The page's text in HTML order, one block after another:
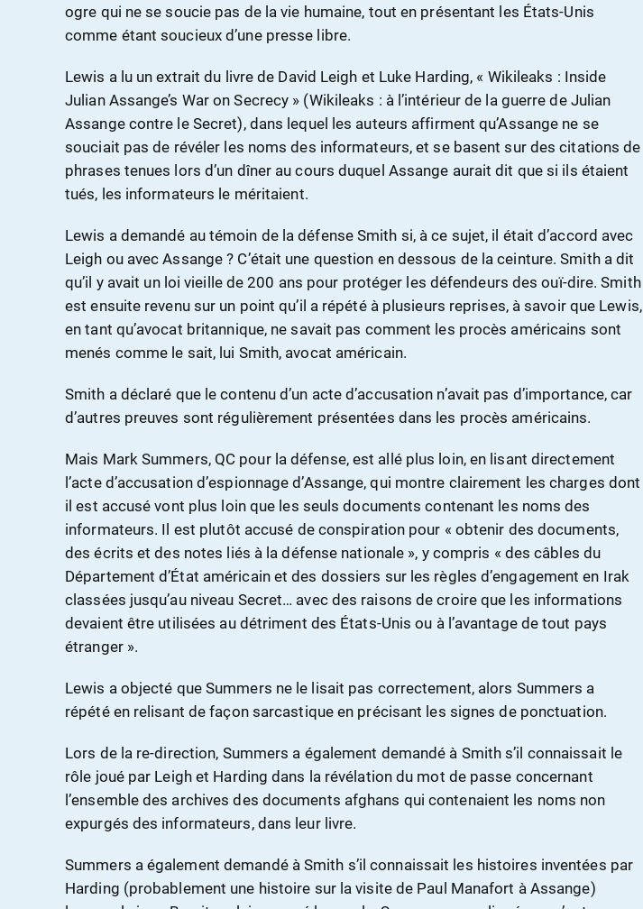
ogre qui ne se soucie pas de la vie humaine, tout en présentant les États-Unis
comme étant soucieux d’une presse libre.
Lewis a lu un extrait du livre de David Leigh et Luke Harding, « Wikileaks : Inside
Julian Assange’s War on Secrecy » (Wikileaks : à l’intérieur de la guerre de Julian
Assange contre le Secret), dans lequel les auteurs affirment qu’Assange ne se
souciait pas de révéler les noms des informateurs, et se basent sur des citations de
phrases tenues lors d’un dîner au cours duquel Assange aurait dit que si ils étaient
tués, les informateurs le méritaient.
Lewis a demandé au témoin de la défense Smith si, à ce sujet, il était d’accord avec
Leigh ou avec Assange ? C’était une question en dessous de la ceinture. Smith a dit
qu’il y avait un loi vieille de 200 ans pour protéger les défendeurs des ouï-dire. Smith
est ensuite revenu sur un point qu’il a répété à plusieurs reprises, à savoir que Lewis,
en tant qu’avocat britannique, ne savait pas comment les procès américains sont
menés comme le sait, lui Smith, avocat américain.
Smith a déclaré que le contenu d’un acte d’accusation n’avait pas d’importance, car
d’autres preuves sont régulièrement présentées dans les procès américains.
Mais Mark Summers, QC pour la défense, est allé plus loin, en lisant directement
l’acte d’accusation d’espionnage d’Assange, qui montre clairement les charges dont
il est accusé vont plus loin que les seuls documents contenant les noms des
informateurs. Il est plutôt accusé de conspiration pour « obtenir des documents,
des écrits et des notes liés à la défense nationale », y compris « des câbles du
Département d’État américain et des dossiers sur les règles d’engagement en Irak
classées jusqu’au niveau Secret… avec des raisons de croire que les informations
devaient être utilisées au détriment des États-Unis ou à l’avantage de tout pays
étranger ».
Lewis a objecté que Summers ne le lisait pas correctement, alors Summers a
répété en relisant de façon sarcastique en précisant les signes de ponctuation.
Lors de la re-direction, Summers a également demandé à Smith s’il connaissait le
rôle joué par Leigh et Harding dans la révélation du mot de passe concernant
l’ensemble des archives des documents afghans qui contenaient les noms non
expurgés des informateurs, dans leur livre.
Summers a également demandé à Smith s’il connaissait les histoires inventées par
Harding (probablement une histoire sur la visite de Paul Manafort à Assange)